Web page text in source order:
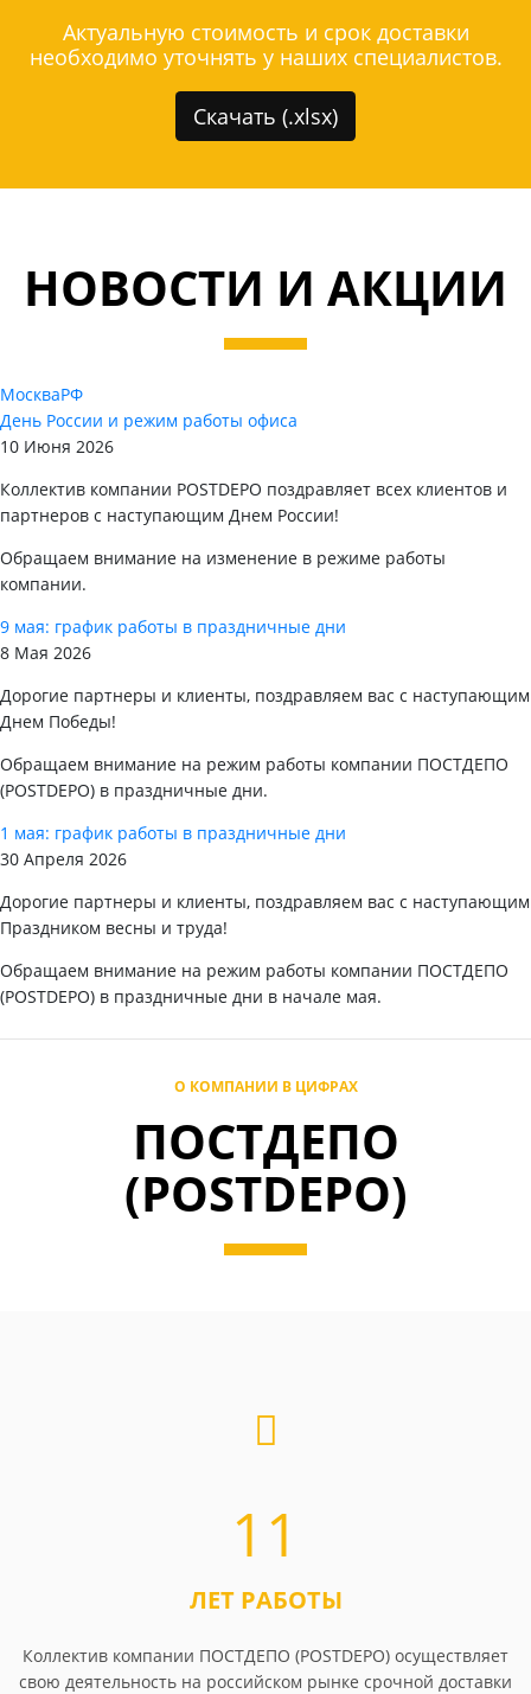
Актуальную стоимость и срок доставки
необходимо уточнять у наших специалистов.
Скачать (.xlsx)
НОВОСТИ И АКЦИИ
МоскваРФ
День России и режим работы офиса
10 Июня 2026
Коллектив компании POSTDEPO поздравляет всех клиентов и
партнеров с наступающим Днем России!
Обращаем внимание на изменение в режиме работы
компании.
9 мая: график работы в праздничные дни
8 Мая 2026
Дорогие партнеры и клиенты, поздравляем вас с наступающим
Днем Победы!
Обращаем внимание на режим работы компании ПОСТДЕПО
(POSTDEPO) в праздничные дни.
1 мая: график работы в праздничные дни
30 Апреля 2026
Дорогие партнеры и клиенты, поздравляем вас с наступающим
Праздником весны и труда!
Обращаем внимание на режим работы компании ПОСТДЕПО
(POSTDEPO) в праздничные дни в начале мая.
О КОМПАНИИ В ЦИФРАХ
ПОСТДЕПО
(POSTDEPO)
11
ЛЕТ РАБОТЫ
Коллектив компании ПОСТДЕПО (POSTDEPO) осуществляет
свою деятельность на российском рынке срочной доставки